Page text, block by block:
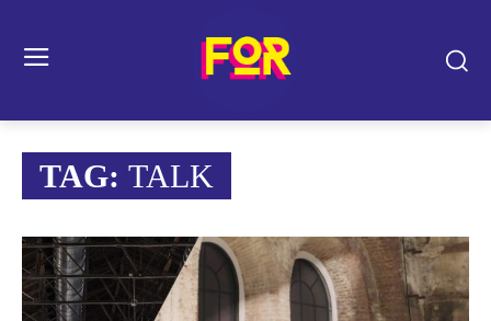
TAG: TALK